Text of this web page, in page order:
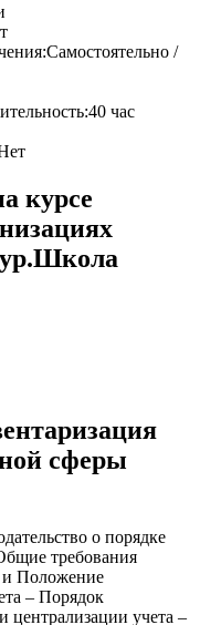
/
час
курсе
сферы
о порядке
требования
и Положение
– Порядок
централизации учета –